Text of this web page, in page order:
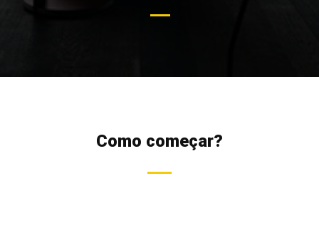
Como começar?